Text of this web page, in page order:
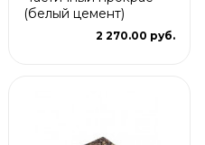
(белый цемент)
2 270.00 руб.